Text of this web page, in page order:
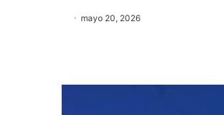
mayo 20, 2026